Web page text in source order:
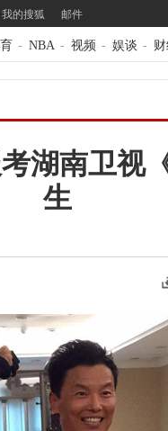
我的搜狐 邮件
- NBA - 视频 - 娱谈 -
湖南卫视
生